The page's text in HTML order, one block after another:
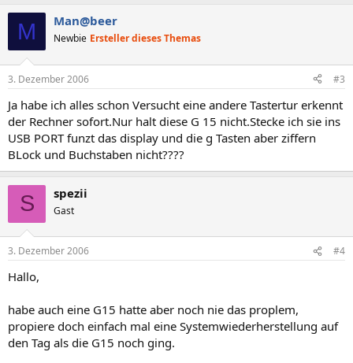
M Man@beer
Newbie Ersteller dieses Themas
3. Dezember 2006 #3
Ja habe ich alles schon Versucht eine andere Tastertur erkennt
der Rechner sofort.Nur halt diese G 15 nicht.Stecke ich sie ins
USB PORT funzt das display und die g Tasten aber ziffern
BLock und Buchstaben nicht????
S spezii
Gast
3. Dezember 2006 #4
Hallo,
habe auch eine G15 hatte aber noch nie das proplem,
propiere doch einfach mal eine Systemwiederherstellung auf
den Tag als die G15 noch ging.